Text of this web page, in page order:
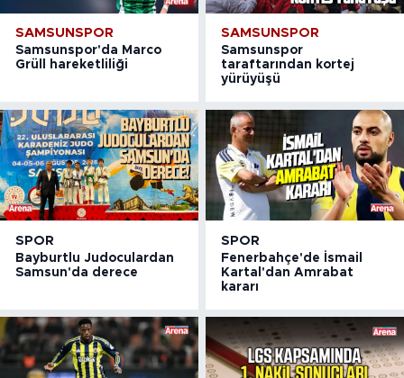
SAMSUNSPOR
Samsunspor'da Marco
Grüll hareketliliği
SAMSUNSPOR
Samsunspor
taraftarından kortej
yürüyüşü
SPOR
Bayburtlu Judoculardan
Samsun'da derece
SPOR
Fenerbahçe'de İsmail
Kartal'dan Amrabat
kararı